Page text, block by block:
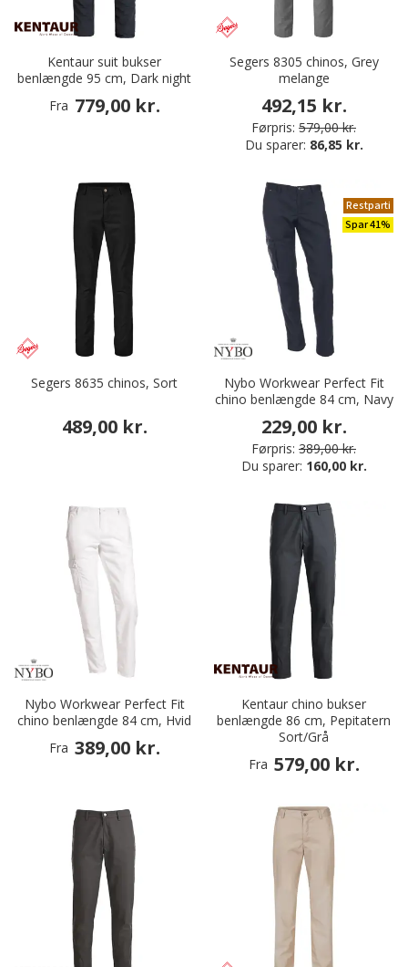
Kentaur suit bukser
benlængde 95 cm, Dark night
Fra 779,00 kr.
Segers 8305 chinos, Grey
melange
492,15 kr.
Førpris: 579,00 kr.
Du sparer: 86,85 kr.
Segers 8635 chinos, Sort
489,00 kr.
Restparti
Spar 41%
Nybo Workwear Perfect Fit
chino benlængde 84 cm, Navy
229,00 kr.
Førpris: 389,00 kr.
Du sparer: 160,00 kr.
Nybo Workwear Perfect Fit
chino benlængde 84 cm, Hvid
Fra 389,00 kr.
Kentaur chino bukser
benlængde 86 cm, Pepitatern
Sort/Grå
Fra 579,00 kr.